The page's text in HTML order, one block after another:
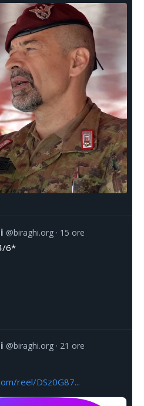
@biraghi.org 15 ore
6*
@biraghi.org 21 ore
reel/DSz0G87...